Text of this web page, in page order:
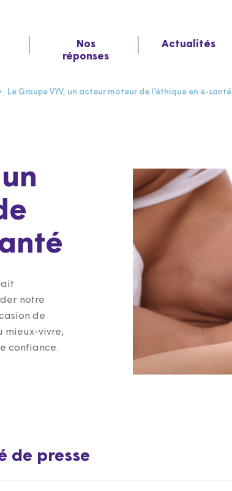
Nos
réponses
Actualités
Le Groupe VYV, un acteur moteur de l’éthique en e-santé
notre
de
mieux-vivre,
confiance.
de presse